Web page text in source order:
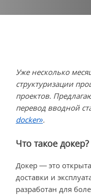
Уже несколько
структуризации
проектов.
перевод вводной
docker».
Что такое докер?
Докер — это
доставки и
разработан для